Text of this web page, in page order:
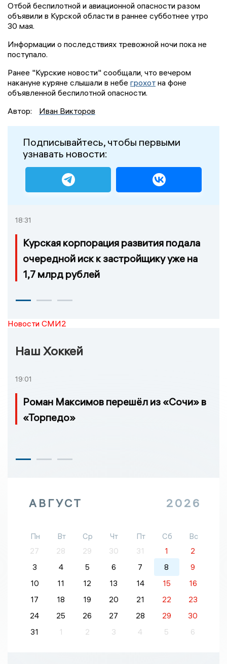
Отбой беспилотной и авиационной опасности разом
объявили в Курской области в раннее субботнее утро
30 мая.
Информации о последствиях тревожной ночи пока не
поступало.
Ранее "Курские новости" сообщали, что вечером
накануне куряне слышали в небе грохот на фоне
объявленной беспилотной опасности.
Автор:
Иван Викторов
Подписывайтесь, чтобы первыми
узнавать новости:
18:31
Курская корпорация развития подала
очередной иск к застройщику уже на
1,7 млрд рублей
Новости СМИ2
Наш Хоккей
19:01
Роман Максимов перешёл из «Сочи» в
«Торпедо»
АВГУСТ 2026
Пн Вт Ср Чт Пт Сб
Вс
27
28 29 30 31 1
2
3
4 5 6 7 8
9
10
11 12 13 14 15
16
17
18 19 20 21 22
23
24
25 26 27 28 29
30
31
1 2 3 4 5 6